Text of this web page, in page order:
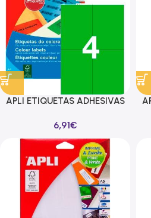
APLI ETIQUETAS ADHESIVAS
C/RECTOS 4 X 20H VERDE
6,91€